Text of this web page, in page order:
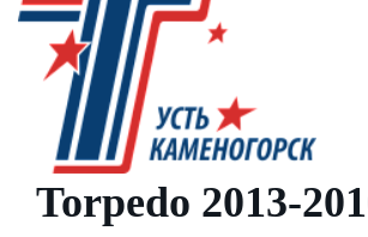
Torpedo 2013-